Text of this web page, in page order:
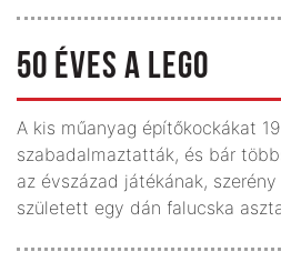
50 ÉVES A LEGO
A kis műanyag építőkockákat
szabadalmaztatták, és bár
az évszázad játékának,
született egy dán falucska